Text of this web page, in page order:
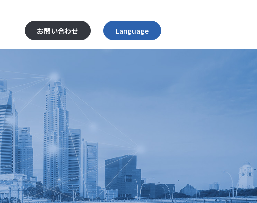
お問い合わせ Language
English